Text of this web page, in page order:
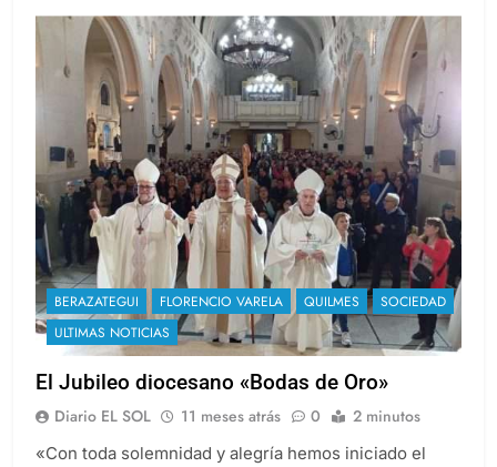
BERAZATEGUI FLORENCIO VARELA QUILMES
SOCIEDAD
ULTIMAS NOTICIAS
El Jubileo diocesano «Bodas de Oro»
Diario EL SOL 11 meses atrás 0 2 minutos
«Con toda solemnidad y alegría hemos iniciado el